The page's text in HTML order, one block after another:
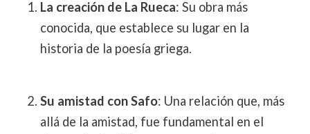
La creación de La Rueca: Su obra más
conocida, que establece su lugar en la
historia de la poesía griega.
Su amistad con Safo: Una relación que, más
allá de la amistad, fue fundamental en el